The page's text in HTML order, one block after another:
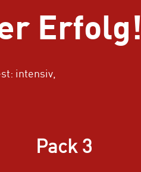
Erfolg!
intensiv,
Pack 3